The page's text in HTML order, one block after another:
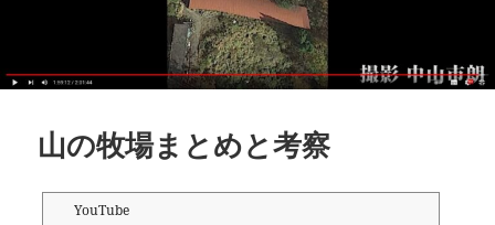
山の牧場まとめと考察
YouTube